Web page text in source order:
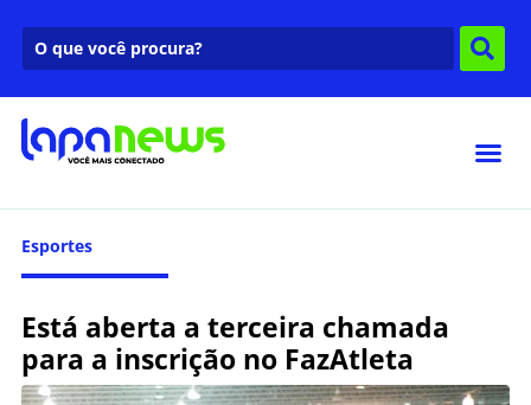
Esportes
Está aberta a terceira chamada
para a inscrição no FazAtleta